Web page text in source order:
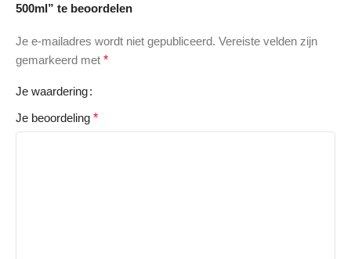
500ml” te beoordelen
Je e-mailadres wordt niet gepubliceerd. Vereiste velden zijn
gemarkeerd met *
Je waardering
Je beoordeling *